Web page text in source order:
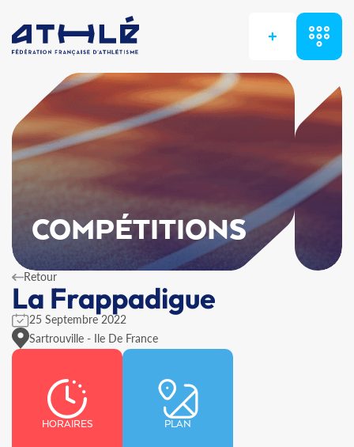
+
COMPÉTITIONS
Retour
La Frappadigue
25 Septembre 2022
Sartrouville - Ile De France
HORAIRES PLAN